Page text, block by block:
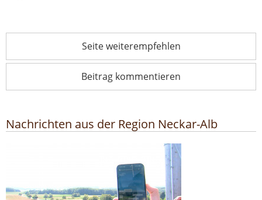
Seite weiterempfehlen
Beitrag kommentieren
Nachrichten aus der Region Neckar-Alb
Keltische Metropole Heidengraben wird digital sichtbar